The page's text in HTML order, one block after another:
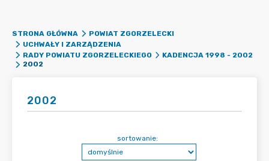
STRONA GŁÓWNA
POWIAT ZGORZELECKI
UCHWAŁY I ZARZĄDZENIA
RADY POWIATU ZGORZELECKIEGO
KADENCJA 1998 - 2002
2002
2002
sortowanie: